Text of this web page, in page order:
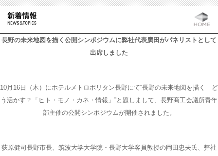
長野の未来地図を描く公開シンポジウムに弊社代表廣田がパネリストとして
出席しました
10月16日（木）にホテルメトロポリタン長野にて‟長野の未来地図を描く ど
う活かす？「ヒト・モノ・カネ・情報」”と題しまして、長野商工会議所青年
部主催の公開シンポジウムが開催されました。
荻原健司長野市長、筑波大学大学院・長野大学客員教授の岡田忠夫氏、弊社